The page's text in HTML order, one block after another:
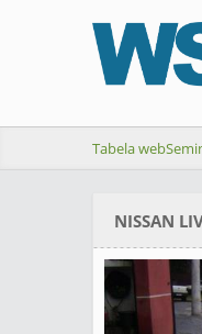
Tabela
NISSAN